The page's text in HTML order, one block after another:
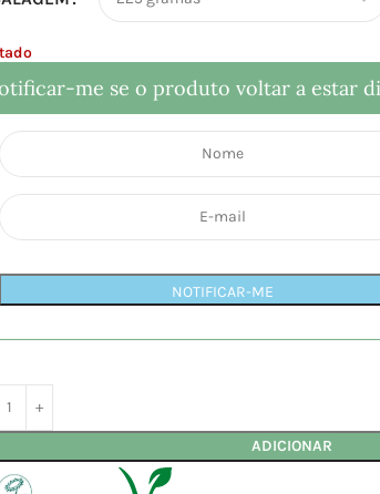
me se o produto voltar a estar
NOTIFICAR-ME
ADICIONAR